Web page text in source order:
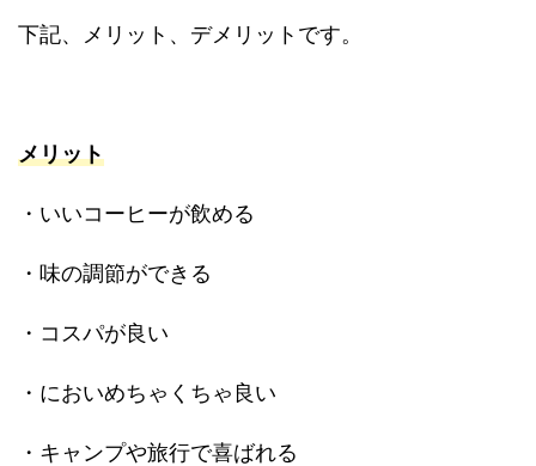
下記、メリット、デメリットです。
メリット
・いいコーヒーが飲める
・味の調節ができる
・コスパが良い
・においめちゃくちゃ良い
・キャンプや旅行で喜ばれる